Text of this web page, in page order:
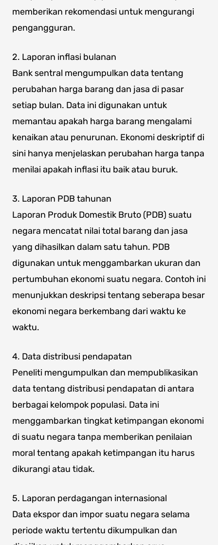
memberikan rekomendasi untuk mengurangi
pengangguran.
2. Laporan inflasi bulanan
Bank sentral mengumpulkan data tentang
perubahan harga barang dan jasa di pasar
setiap bulan. Data ini digunakan untuk
memantau apakah harga barang mengalami
kenaikan atau penurunan. Ekonomi deskriptif di
sini hanya menjelaskan perubahan harga tanpa
menilai apakah inflasi itu baik atau buruk.
3. Laporan PDB tahunan
Laporan Produk Domestik Bruto (PDB) suatu
negara mencatat nilai total barang dan jasa
yang dihasilkan dalam satu tahun. PDB
digunakan untuk menggambarkan ukuran dan
pertumbuhan ekonomi suatu negara. Contoh ini
menunjukkan deskripsi tentang seberapa besar
ekonomi negara berkembang dari waktu ke
waktu.
4. Data distribusi pendapatan
Peneliti mengumpulkan dan mempublikasikan
data tentang distribusi pendapatan di antara
berbagai kelompok populasi. Data ini
menggambarkan tingkat ketimpangan ekonomi
di suatu negara tanpa memberikan penilaian
moral tentang apakah ketimpangan itu harus
dikurangi atau tidak.
5. Laporan perdagangan internasional
Data ekspor dan impor suatu negara selama
periode waktu tertentu dikumpulkan dan